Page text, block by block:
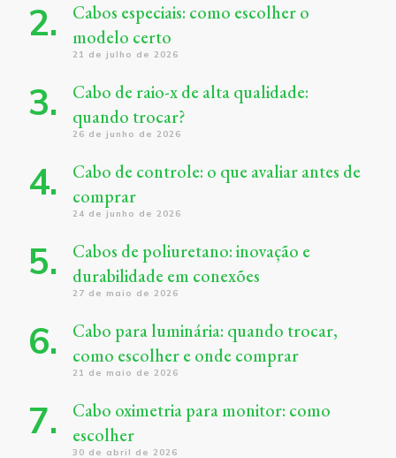
Cabos especiais: como escolher o
modelo certo
21 de julho de 2026
Cabo de raio-x de alta qualidade:
quando trocar?
26 de junho de 2026
Cabo de controle: o que avaliar antes de
comprar
24 de junho de 2026
Cabos de poliuretano: inovação e
durabilidade em conexões
27 de maio de 2026
Cabo para luminária: quando trocar,
como escolher e onde comprar
21 de maio de 2026
Cabo oximetria para monitor: como
escolher
30 de abril de 2026